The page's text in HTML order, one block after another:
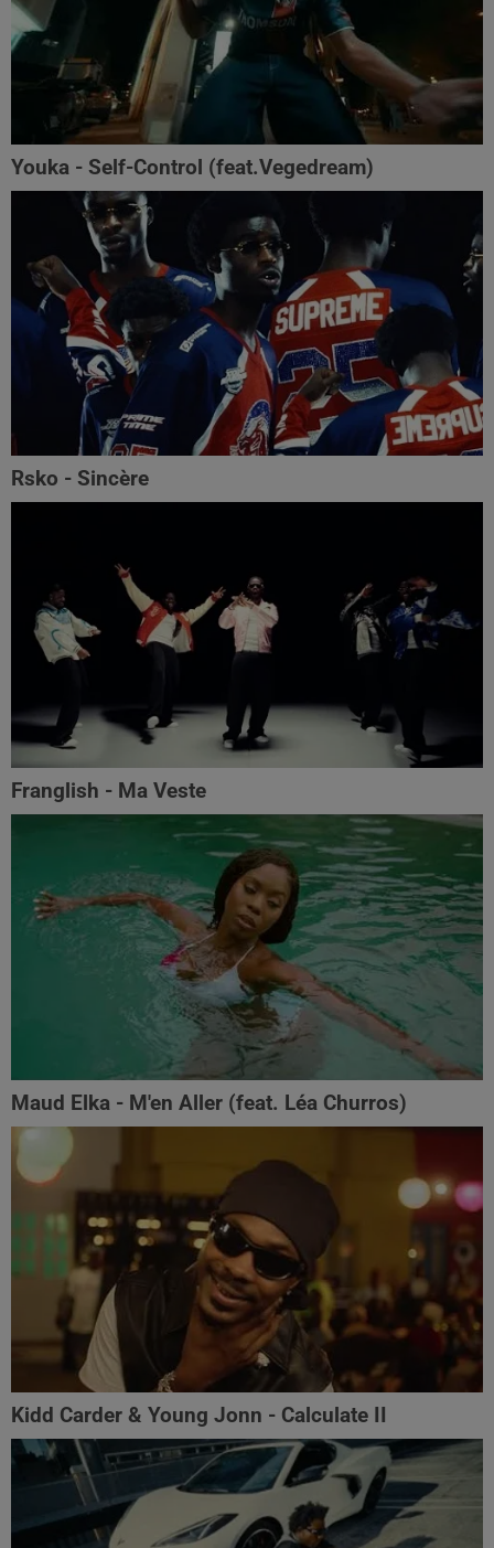
Youka - Self-Control (feat.Vegedream)
Rsko - Sincère
Franglish - Ma Veste
Maud Elka - M'en Aller (feat. Léa Churros)
Kidd Carder & Young Jonn - Calculate II